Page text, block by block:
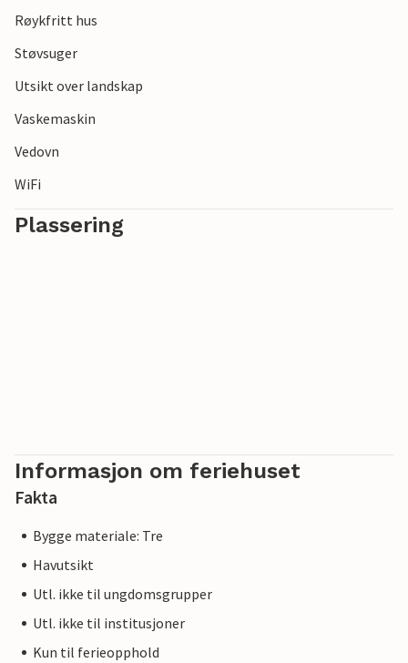
Røykfritt hus
Støvsuger
Utsikt over landskap
Vaskemaskin
Vedovn
WiFi
Plassering
Informasjon om feriehuset
Fakta
Bygge materiale: Tre
Havutsikt
Utl. ikke til ungdomsgrupper
Utl. ikke til institusjoner
Kun til ferieopphold